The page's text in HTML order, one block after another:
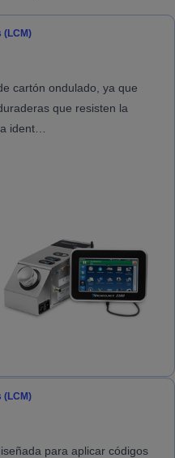
(LCM)
cartón ondulado, ya que
que resisten la
ident…
(LCM)
para aplicar códigos